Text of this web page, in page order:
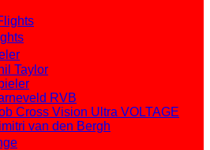
Taylor
RVB
Cross Vision Ultra VOLTAGE
van den Bergh